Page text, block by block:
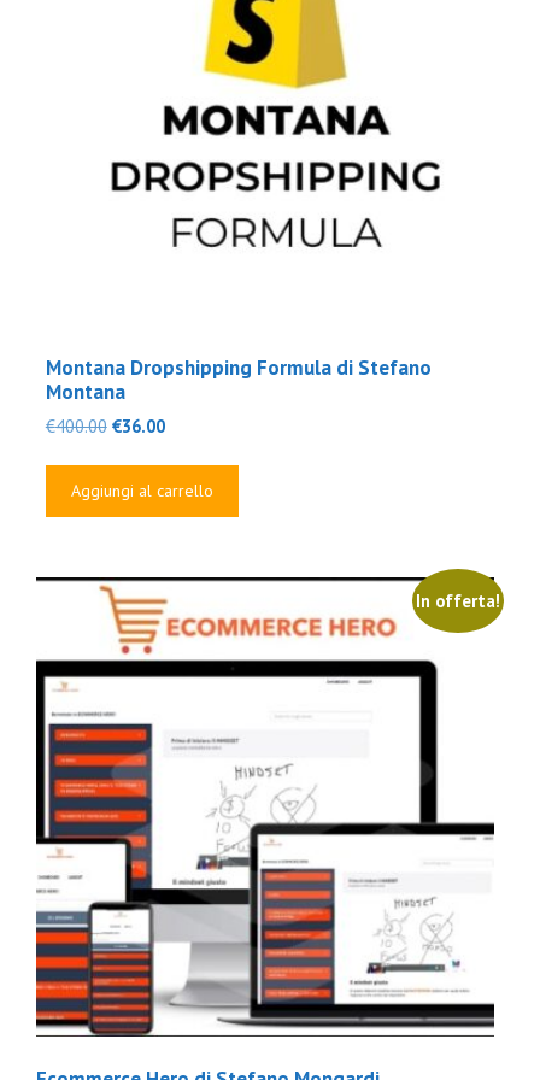
Montana Dropshipping Formula di Stefano
Montana
€400.00 Il
era:
€36.00Il
è:
Aggiungi al carrello
In offerta!